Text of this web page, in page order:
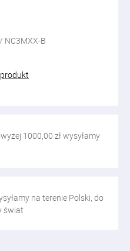
NC3MXX-B
1000,00 zł wysyłamy
na terenie Polski, do
świat